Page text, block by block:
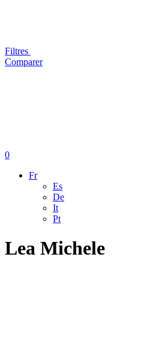
Filtres
Comparer
0
Fr
Es
De
It
Pt
Lea Michele